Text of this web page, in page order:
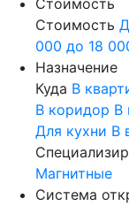
Стоимость
Стоимость
000 до 18
Назначение
Куда В
В коридор В
Для кухни В
Магнитные
Система